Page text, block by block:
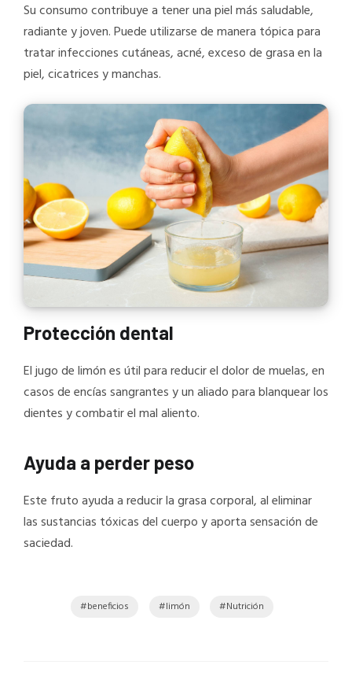
Su consumo contribuye a tener una piel más saludable,
radiante y joven. Puede utilizarse de manera tópica para
tratar infecciones cutáneas, acné, exceso de grasa en la
piel, cicatrices y manchas.
Protección dental
El jugo de limón es útil para reducir el dolor de muelas, en
casos de encías sangrantes y un aliado para blanquear los
dientes y combatir el mal aliento.
Ayuda a perder peso
Este fruto ayuda a reducir la grasa corporal, al eliminar
las sustancias tóxicas del cuerpo y aporta sensación de
saciedad.
beneficios limón Nutrición